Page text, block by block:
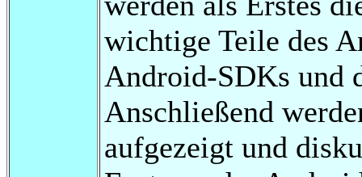
wichtige Teile des
Android-SDKs und
Anschließend
aufgezeigt und